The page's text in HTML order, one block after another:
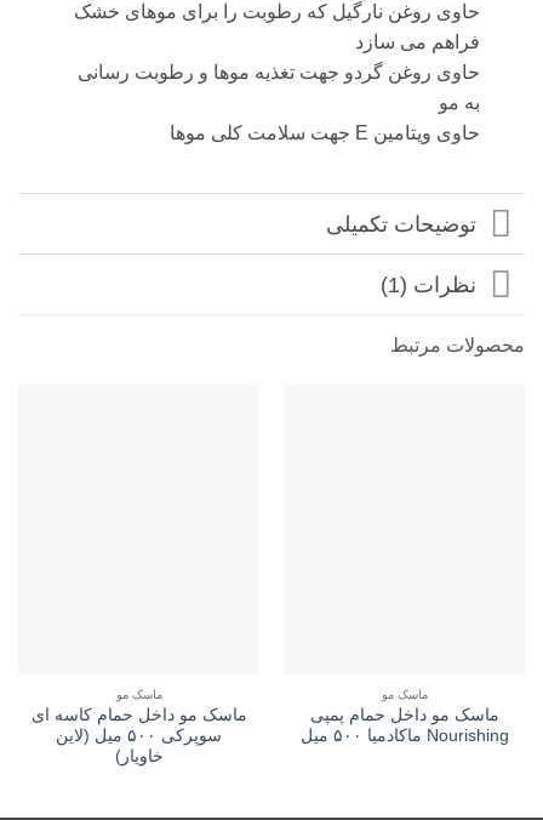
حاوی روغن نارگیل که رطوبت را برای موهای خشک
فراهم می سازد
حاوی روغن گردو جهت تغذیه موها و رطوبت رسانی
به مو
حاوی ویتامین E جهت سلامت کلی موها
توضیحات تکمیلی
نظرات (1)
محصولات مرتبط
ماسک مو
ماسک مو داخل حمام پمپی
Nourishing ماکادمیا ۵۰۰ میل
ماسک مو
ماسک مو داخل حمام کاسه ای
سوپرکی ۵۰۰ میل (لاین
خاویار)